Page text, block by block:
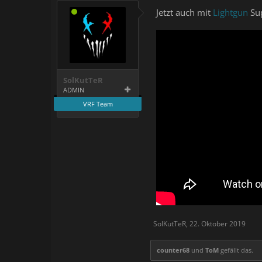
SolKutTeR
ADMIN
VRF Team
Jetzt auch mit Lightgun
SolKutTeR, 22. Oktober 2019
counter68 und ToM gefällt das.